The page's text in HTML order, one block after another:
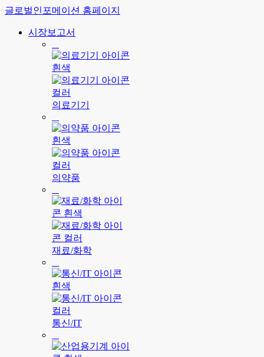
글로벌인포메이션 홈페이지
시장보고서
의료기기
의약품
재료/화학
통신/IT